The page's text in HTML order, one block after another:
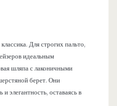
Для строгих пальто,
идеальным
шляпа с лаконичными
берет. Они
элегантность, оставаясь в